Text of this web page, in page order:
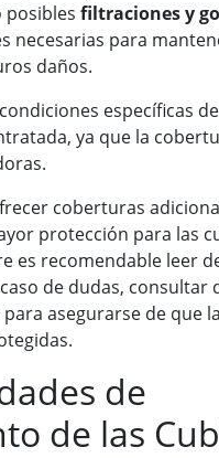
posibles filtraciones y
necesarias para
daños​​.
específicas
ya que la
coberturas
protección para las
es recomendable leer
de dudas, consultar
asegurarse de que
de
de las